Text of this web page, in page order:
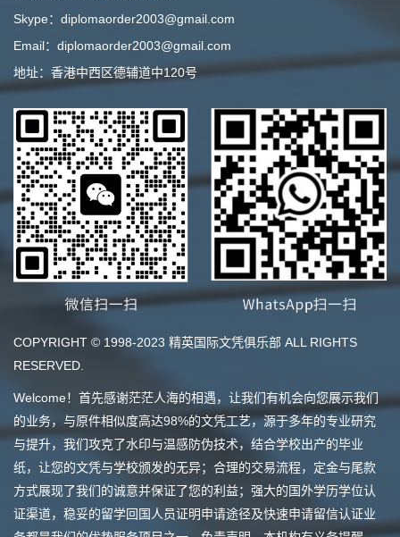
Skype：diplomaorder2003@gmail.com
Email：diplomaorder2003@gmail.com
地址：香港中西区德辅道中120号
COPYRIGHT © 1998-2023 精英国际文凭俱乐部 ALL RIGHTS
RESERVED.
Welcome！首先感谢茫茫人海的相遇，让我们有机会向您展示我们
的业务，与原件相似度高达98%的文凭工艺，源于多年的专业研究
与提升，我们攻克了水印与温感防伪技术，结合学校出产的毕业
纸，让您的文凭与学校颁发的无异；合理的交易流程，定金与尾款
方式展现了我们的诚意并保证了您的利益；强大的国外学历学位认
证渠道，稳妥的留学回国人员证明申请途径及快速申请留信认证业